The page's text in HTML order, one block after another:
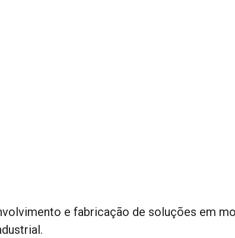
e fabricação de soluções em